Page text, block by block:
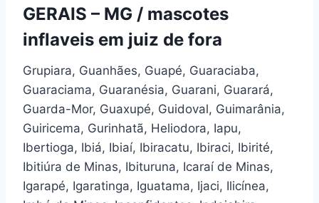
GERAIS – MG / mascotes
inflaveis em juiz de fora
Grupiara, Guanhães, Guapé, Guaraciaba,
Guaraciama, Guaranésia, Guarani, Guarará,
Guarda-Mor, Guaxupé, Guidoval, Guimarânia,
Guiricema, Gurinhatã, Heliodora, Iapu,
Ibertioga, Ibiá, Ibiaí, Ibiracatu, Ibiraci, Ibirité,
Ibitiúra de Minas, Ibituruna, Icaraí de Minas,
Igarapé, Igaratinga, Iguatama, Ijaci, Ilicínea,